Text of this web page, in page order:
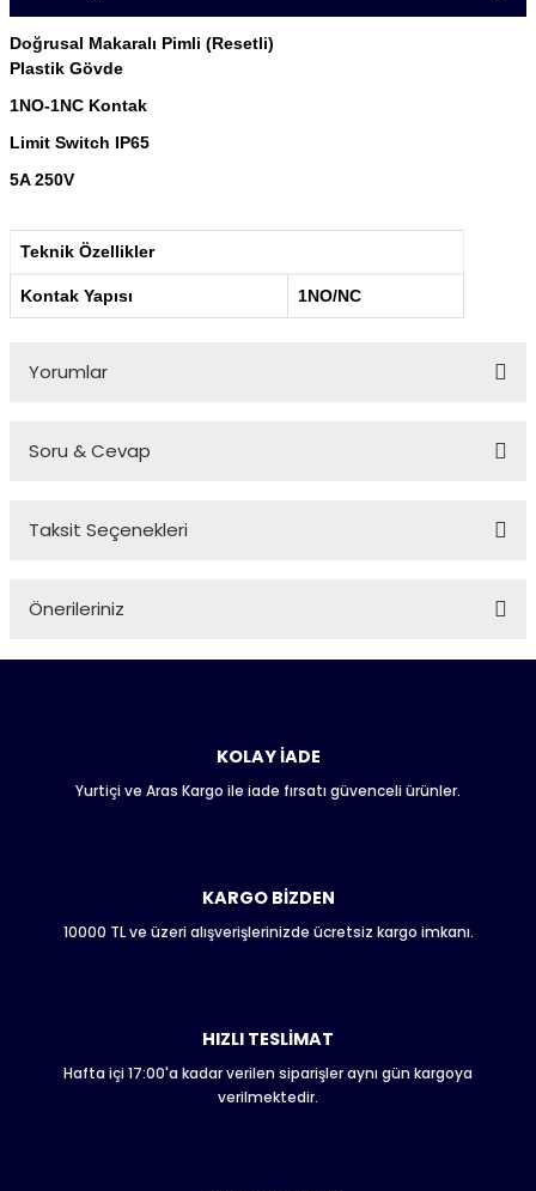
Doğrusal Makaralı Pimli (Resetli)
Plastik Gövde
1NO-1NC Kontak
Limit Switch IP65
5A 250V
Teknik Özellikler
Kontak Yapısı 1NO/NC
Yorumlar
Soru & Cevap
Ürün hakkında henüz soru sorulmamış.
Taksit Seçenekleri
Önerileriniz
Bu ürünün fiyat bilgisi, resim, ürün açıklamalarında ve diğer
Ürün resmi kalitesiz, bozuk veya görüntülenemiyor.
Ürün fiyatı diğer sitelerden daha pahalı.
Bu ürüne benzer farklı alternatifler olmalı.
Gönder
KOLAY İADE
Yurtiçi ve Aras Kargo ile iade fırsatı güvenceli ürünler.
KARGO BİZDEN
10000 TL ve üzeri alışverişlerinizde ücretsiz kargo imkanı.
HIZLI TESLİMAT
Hafta içi 17:00'a kadar verilen siparişler aynı gün kargoya
verilmektedir.